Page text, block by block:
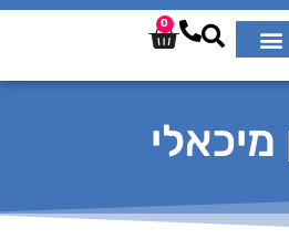
0
מיכאלי